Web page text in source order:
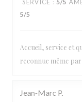
SERVICE : 5/5
5/5
Accueil, service et
reconnue même
Jean-Marc P